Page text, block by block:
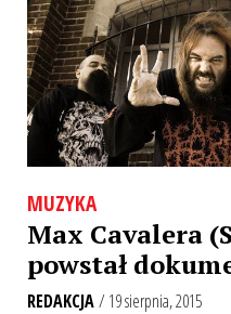
MUZYKA
Max Cavalera
powstał
REDAKCJA/ 19 sierpnia, 2015